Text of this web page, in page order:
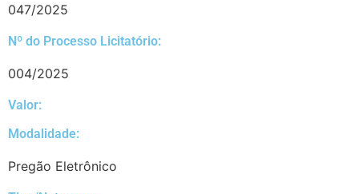
047/2025
Nº do Processo Licitatório:
004/2025
Valor:
Modalidade:
Pregão Eletrônico